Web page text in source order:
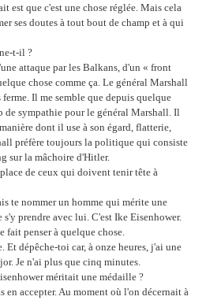
que c'est une chose réglée. Mais cela
ses doutes à tout bout de champ et à qui
t-il ?
attaque par les Balkans, d'un « front
chose comme ça. Le général Marshall
Il me semble que depuis quelque
de sympathie pour le général Marshall. Il
dont il use à son égard, flatterie,
préfère toujours la politique qui consiste
sur la mâchoire d'Hitler.
de ceux qui doivent tenir tête à
nommer un homme qui mérite une
prendre avec lui. C'est Ike Eisenhower.
penser à quelque chose.
dépêche-toi car, à onze heures, j'ai une
Je n'ai plus que cinq minutes.
méritait une médaille ?
accepter. Au moment où l'on décernait à